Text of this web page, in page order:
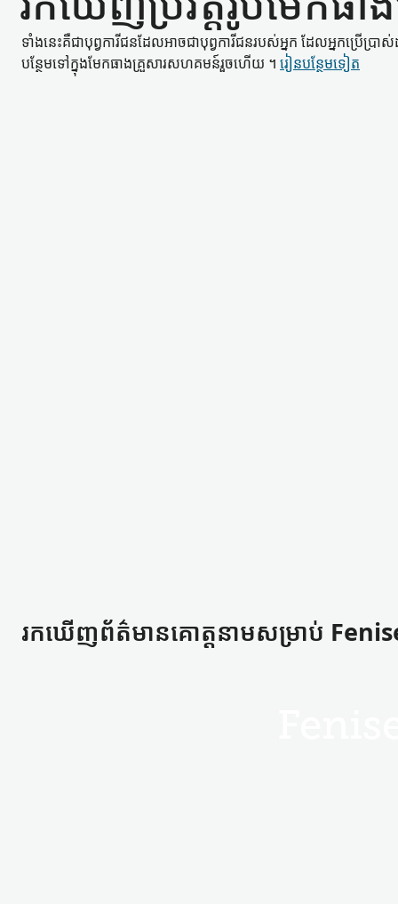
រកឃើញ​ប្រវត្តិរូប​មែកធ
ទាំងនេះ​គឺជា​បុព្វការីជន​ដែល​អាចជា​បុព្វការីជន​របស់​អ្នក ដែល​អ្នកប្រើប្រា
បន្ថែម​ទៅក្នុង​មែកធាង​គ្រួសារ​សហគមន៍​រួចហើយ ។ រៀន​បន្ថែម​ទៀត
រកឃើញ​ព័ត៌មាន​គោត្តនាម​សម្រាប់